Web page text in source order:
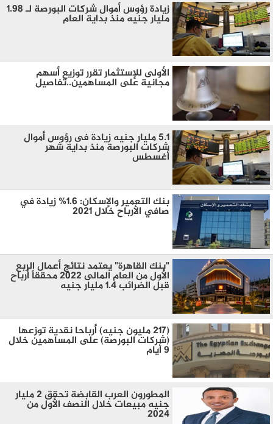
زيادة رؤوس أموال شركات البورصة لـ 1.98
مليار جنيه منذ بداية العام
الأولى للإستثمار تقرر توزيع أسهم
مجانية على المساهمين..تفاصيل
5.1 مليار جنيه زيادة فى رؤوس أموال
شركات البورصة منذ بداية شهر
أغسطس
بنك التعمير والإسكان: 1.6% زيادة في
صافي الأرباح خلال 2021
"بنك القاهرة" يعتمد نتائج أعمال الربع
الأول من العام المالى 2022 محققاً أرباح
قبل الضرائب 1.4 مليار جنيه
(217 مليون جنيه) أرباحا نقدية توزعها
(شركات البورصة) على المساهمين خلال
9 أيام
المطورون العرب القابضة تحقق 2 مليار
جنيه مبيعات خلال النصف الأول من
2024